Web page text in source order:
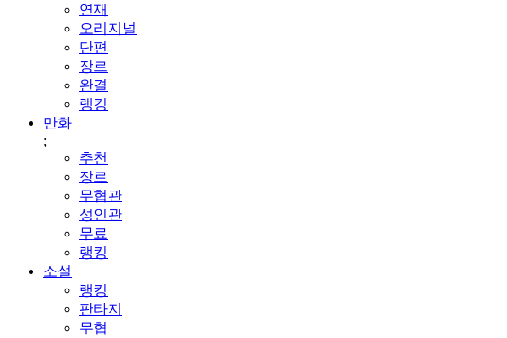
연재
오리지널
단편
장르
완결
랭킹
만화
;
추천
장르
무협관
성인관
무료
랭킹
소설
랭킹
판타지
무협